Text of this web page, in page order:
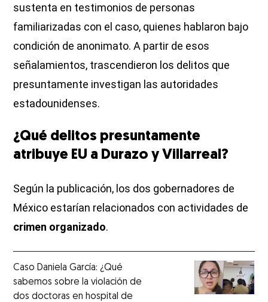
sustenta en testimonios de personas
familiarizadas con el caso, quienes hablaron bajo
condición de anonimato. A partir de esos
señalamientos, trascendieron los delitos que
presuntamente investigan las autoridades
estadounidenses.
¿Qué delitos presuntamente
atribuye EU a Durazo y Villarreal?
Según la publicación, los dos gobernadores de
México estarían relacionados con actividades de
crimen organizado.
Caso Daniela García: ¿Qué
sabemos sobre la violación de
dos doctoras en hospital de